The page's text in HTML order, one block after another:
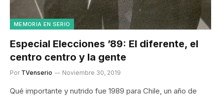
MEMORIA EN SERIO
Especial Elecciones ’89: El diferente, el
centro centro y la gente
Por TVenserio Noviembre 30, 2019
Qué importante y nutrido fue 1989 para Chile, un año de